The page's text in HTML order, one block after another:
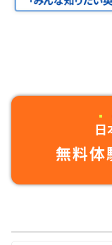
日
無料体